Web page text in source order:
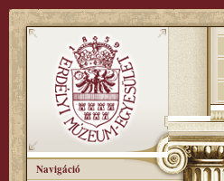
Navigáció